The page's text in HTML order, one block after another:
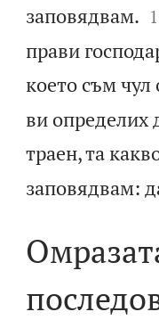
заповядвам.
прави
което съм
ви определих
траен, та
заповядвам: